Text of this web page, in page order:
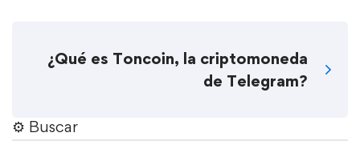
¿Qué es Toncoin, la criptomoneda
de Telegram?
⚙︎ Buscar